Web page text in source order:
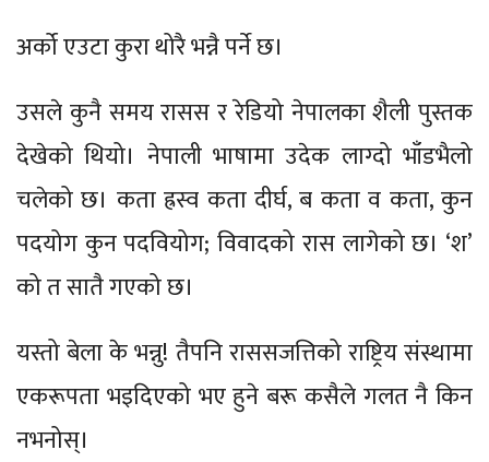
अर्को एउटा कुरा थोरै भन्नै पर्ने छ।
उसले कुनै समय रासस र रेडियो नेपालका शैली पुस्तक
देखेको थियो। नेपाली भाषामा उदेक लाग्दो भाँडभैलो
चलेको छ। कता ह्रस्व कता दीर्घ, ब कता व कता, कुन
पदयोग कुन पदवियोग; विवादको रास लागेको छ। ‘श’
को त सातै गएको छ।
यस्तो बेला के भन्नु! तैपनि राससजत्तिको राष्ट्रिय संस्थामा
एकरूपता भइदिएको भए हुने बरू कसैले गलत नै किन
नभनोस्।